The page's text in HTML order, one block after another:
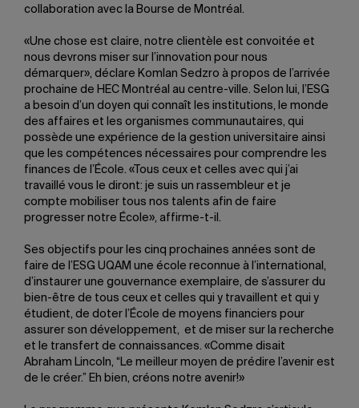
collaboration avec la Bourse de Montréal.
«Une chose est claire, notre clientèle est convoitée et
nous devrons miser sur l’innovation pour nous
démarquer», déclare Komlan Sedzro à propos de l’arrivée
prochaine de HEC Montréal au centre-ville. Selon lui, l’ESG
a besoin d’un doyen qui connaît les institutions, le monde
des affaires et les organismes communautaires, qui
possède une expérience de la gestion universitaire ainsi
que les compétences nécessaires pour comprendre les
finances de l’École. «Tous ceux et celles avec qui j’ai
travaillé vous le diront: je suis un rassembleur et je
compte mobiliser tous nos talents afin de faire
progresser notre École», affirme-t-il.
Ses objectifs pour les cinq prochaines années sont de
faire de l’ESG UQAM une école reconnue à l’international,
d’instaurer une gouvernance exemplaire, de s’assurer du
bien-être de tous ceux et celles qui y travaillent et qui y
étudient, de doter l’École de moyens financiers pour
assurer son développement, et de miser sur la recherche
et le transfert de connaissances. «Comme disait
Abraham Lincoln, “Le meilleur moyen de prédire l’avenir est
de le créer.” Eh bien, créons notre avenir!»